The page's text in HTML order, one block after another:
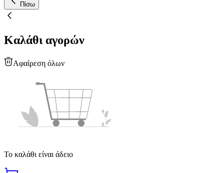
Πίσω
Καλάθι αγορών
Αφαίρεση όλων
Το καλάθι είναι άδειο